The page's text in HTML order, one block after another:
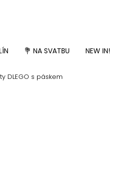
💐 NA SVATBU NEW IN!
DLEGO s páskem